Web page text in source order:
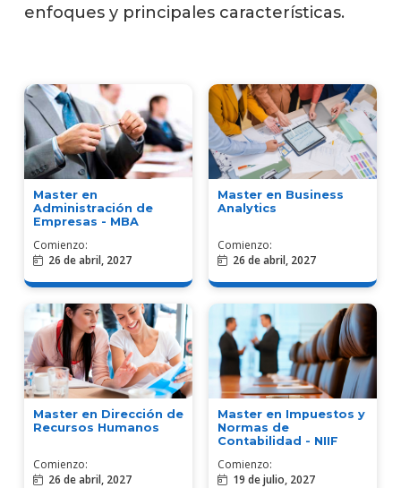
la
enfoques y principales características.
Master en
Administración de
Empresas - MBA
Comienzo:
26 de abril, 2027
Master en Business
Analytics
Comienzo:
26 de abril, 2027
Master en Dirección de
Recursos Humanos
Comienzo:
26 de abril, 2027
Master en Impuestos y
Normas de
Contabilidad - NIIF
Comienzo:
19 de julio, 2027